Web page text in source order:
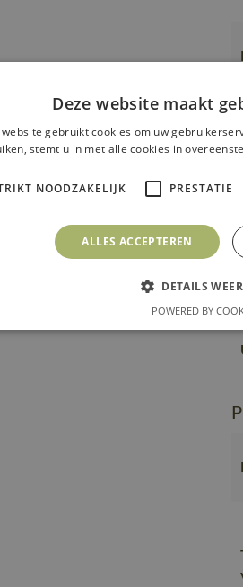
Deze website maakt
website gebruikt cookies om uw
stemt u in met alle cookies in
NOODZAKELIJK PRESTATIE
ALLES ACCEPTEREN
DETAILS
POWERED BY